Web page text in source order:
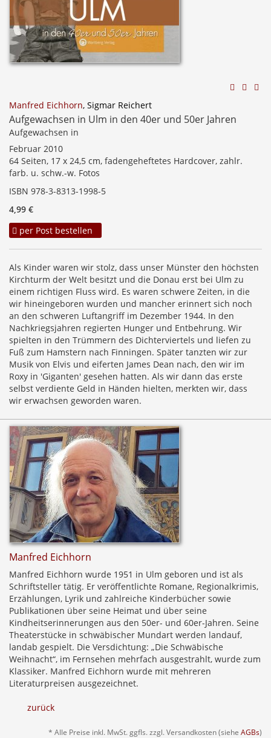
Manfred Eichhorn, Sigmar Reichert
Aufgewachsen in Ulm in den 40er und 50er Jahren
Aufgewachsen in
Februar 2010
64 Seiten, 17 x 24,5 cm, fadengeheftetes Hardcover, zahlr.
farb. u. schw.-w. Fotos
ISBN 978-3-8313-1998-5
4,99 €
per Post bestellen
Als Kinder waren wir stolz, dass unser Münster den höchsten
Kirchturm der Welt besitzt und die Donau erst bei Ulm zu
einem richtigen Fluss wird. Es waren schwere Zeiten, in die
wir hineingeboren wurden und mancher erinnert sich noch
an den schweren Luftangriff im Dezember 1944. In den
Nachkriegsjahren regierten Hunger und Entbehrung. Wir
spielten in den Trümmern des Dichterviertels und liefen zu
Fuß zum Hamstern nach Finningen. Später tanzten wir zur
Musik von Elvis und eiferten James Dean nach, den wir im
Roxy in 'Giganten' gesehen hatten. Als wir dann das erste
selbst verdiente Geld in Händen hielten, merkten wir, dass
wir erwachsen geworden waren.
Manfred Eichhorn
Manfred Eichhorn wurde 1951 in Ulm geboren und ist als
Schriftsteller tätig. Er veröffentlichte Romane, Regionalkrimis,
Erzählungen, Lyrik und zahlreiche Kinderbücher sowie
Publikationen über seine Heimat und über seine
Kindheitserinnerungen aus den 50er- und 60er-Jahren. Seine
Theaterstücke in schwäbischer Mundart werden landauf,
landab gespielt. Die Versdichtung: „Die Schwäbische
Weihnacht“, im Fernsehen mehrfach ausgestrahlt, wurde zum
Klassiker. Manfred Eichhorn wurde mit mehreren
Literaturpreisen ausgezeichnet.
zurück
* Alle Preise inkl. MwSt. ggfls. zzgl. Versandkosten (siehe AGBs)